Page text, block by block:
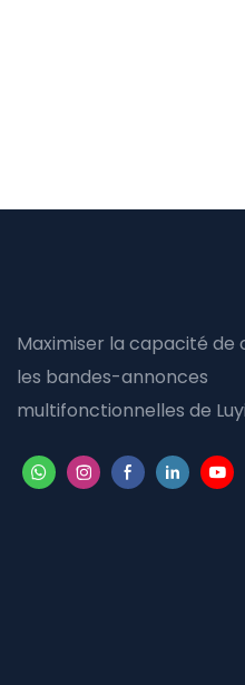
Maximiser la capacité de
les bandes-annonces
multifonctionnelles de Luyi